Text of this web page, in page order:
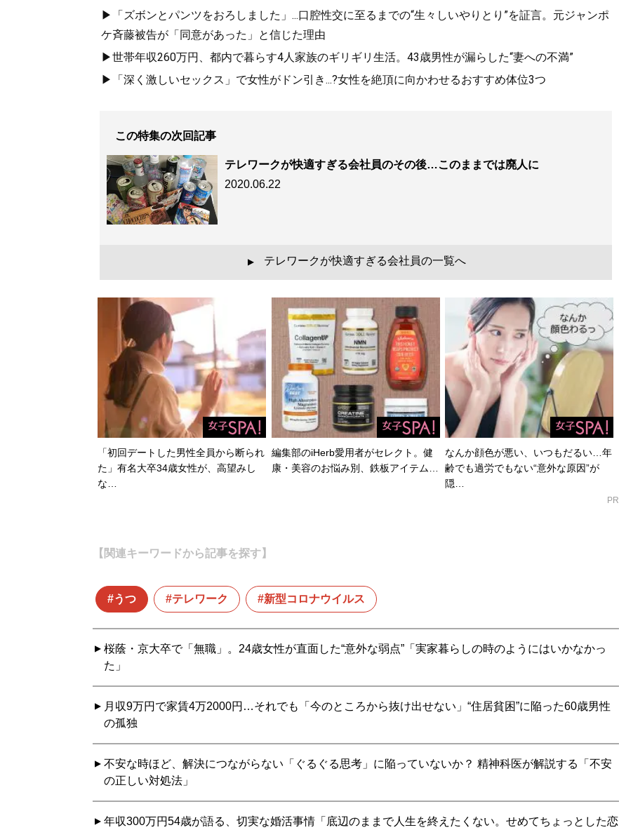
▶「ズボンとパンツをおろしました」...口腔性交に至るまでの“生々しいやりとり”を証言。元ジャンポ
ケ斉藤被告が「同意があった」と信じた理由
▶世帯年収260万円、都内で暮らす4人家族のギリギリ生活。43歳男性が漏らした“妻への不満”
▶「深く激しいセックス」で女性がドン引き...?女性を絶頂に向かわせるおすすめ体位3つ
この特集の次回記事
テレワークが快適すぎる会社員のその後…このままでは廃人に
2020.06.22
▲ テレワークが快適すぎる会社員の一覧へ
「初回デートした男性全員から断られ
た」有名大卒34歳女性が、高望みし
な…
編集部のiHerb愛用者がセレクト。健
康・美容のお悩み別、鉄板アイテム…
なんか顔色が悪い、いつもだるい…年
齢でも過労でもない“意外な原因”が
隠…
PR
【関連キーワードから記事を探す】
うつ テレワーク 新型コロナウイルス
桜蔭・京大卒で「無職」。24歳女性が直面した“意外な弱点”「実家暮らしの時のようにはいかなかっ
た」
月収9万円で家賃4万2000円…それでも「今のところから抜け出せない」“住居貧困”に陥った60歳男性
の孤独
不安な時ほど、解決につながらない「ぐるぐる思考」に陥っていないか？ 精神科医が解説する「不安
の正しい対処法」
年収300万円54歳が語る、切実な婚活事情「底辺のままで人生を終えたくない。せめてちょっとした恋